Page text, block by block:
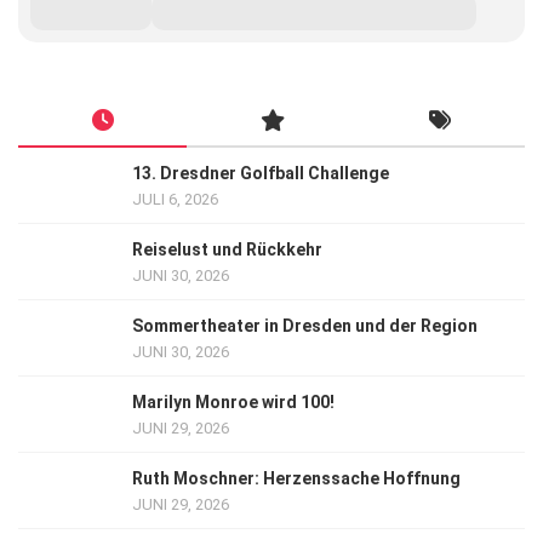
13. Dresdner Golfball Challenge
JULI 6, 2026
Reiselust und Rückkehr
JUNI 30, 2026
Sommertheater in Dresden und der Region
JUNI 30, 2026
Marilyn Monroe wird 100!
JUNI 29, 2026
Ruth Moschner: Herzenssache Hoffnung
JUNI 29, 2026